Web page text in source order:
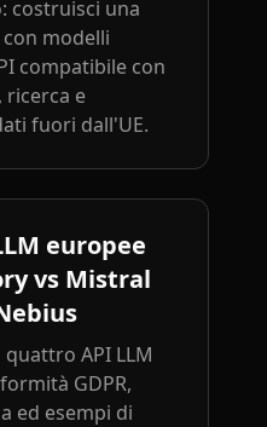
costruisci una
modelli
compatibile con
ricerca e
fuori dall'UE.
europee
vs Mistral
API LLM
GDPR,
ed esempi di